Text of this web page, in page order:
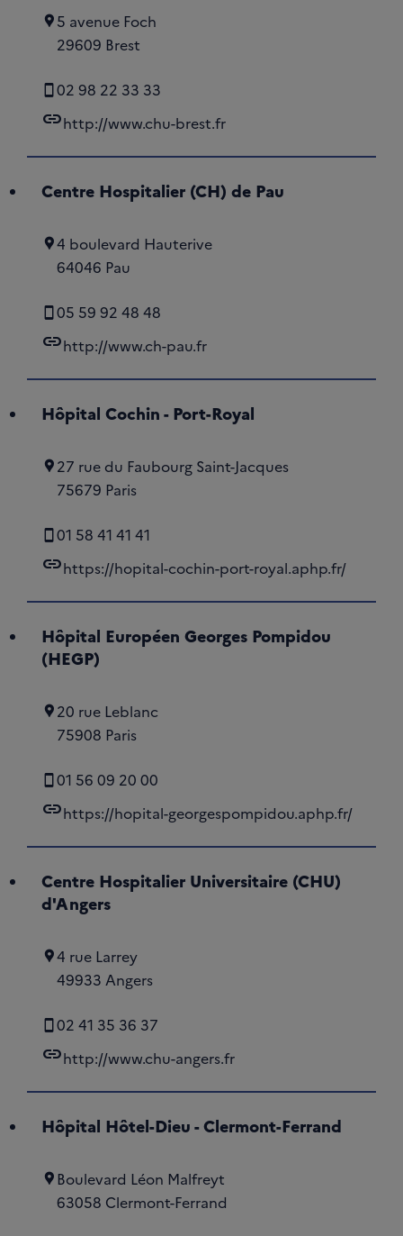
5 avenue Foch
29609 Brest
02 98 22 33 33
linkhttp://www.chu-brest.fr
Centre Hospitalier (CH) de Pau
4 boulevard Hauterive
64046 Pau
05 59 92 48 48
linkhttp://www.ch-pau.fr
Hôpital Cochin - Port-Royal
27 rue du Faubourg Saint-Jacques
75679 Paris
01 58 41 41 41
linkhttps://hopital-cochin-port-royal.aphp.fr/
Hôpital Européen Georges Pompidou
(HEGP)
20 rue Leblanc
75908 Paris
01 56 09 20 00
linkhttps://hopital-georgespompidou.aphp.fr/
Centre Hospitalier Universitaire (CHU)
d'Angers
4 rue Larrey
49933 Angers
02 41 35 36 37
linkhttp://www.chu-angers.fr
Hôpital Hôtel-Dieu - Clermont-Ferrand
Boulevard Léon Malfreyt
63058 Clermont-Ferrand